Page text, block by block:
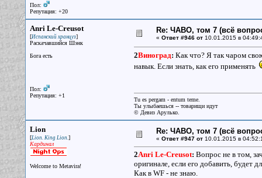
Пол:
Репутация: +20
Аnri Le-Creusot
[Испанский хранцуз]
Раскачавшийся Шэнк
Бога есть
Пол:
Репутация: +1
Re: ЧАВО, том 7 (всё
« Ответ #946 от10.01.2015 в
2Виноград: Как что? Я так чаром
навык. Если знать, как его применять
Tu es pergam - entum teme.
Ты улыбаешься -- товарищи идут
© Девиз Арулько.
Lion
[Lion. King Lion.]
Кардинал
Welcome to Metavira!
Re: ЧАВО, том 7 (всё
« Ответ #947 от10.01.2015 в
2Аnri Le-Creusot: Вопрос не в том,
оригинале, если его добавить, будет
Как в WF - не знаю.